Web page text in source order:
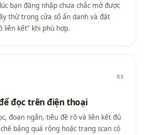
bạn đăng nhập chưa chắc mở được
thử trong cửa sổ ẩn danh và đặt
liên kết” khi phù hợp.
03
đọc trên điện thoại
đoạn ngắn, tiêu đề rõ và liên kết đủ
bảng quá rộng hoặc trang scan có